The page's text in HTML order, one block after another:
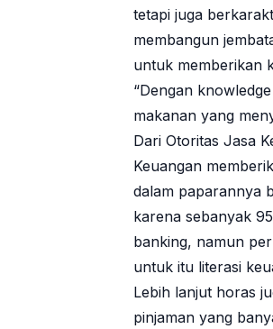
tetapi juga
membangun
untuk memberikan
“Dengan
makanan yang
Dari Otoritas Jasa
Keuangan
dalam paparannya
karena sebanyak
banking, namun
untuk itu literasi
Lebih lanjut horas
pinjaman yang